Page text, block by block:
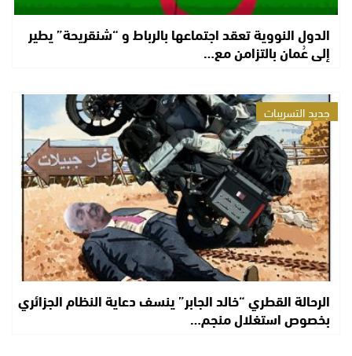
الدول النووية تعقد اجتماعها بالرباط و “شنقريحة” يطير
إلى عُمان بالتزامن مع…
جديد التسريبات
الرحالة القطري “خالد الجابر” ينسف دعاية النظام الجزائري
بخصوص استغلال منجم…